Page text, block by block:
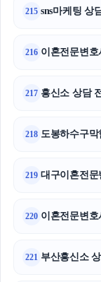
215 sns마케팅 상
216 이혼전문변호
217 흥신소 상담
218 도봉하수구막
219 대구이혼전문
220 이혼전문변호
221 부산흥신소